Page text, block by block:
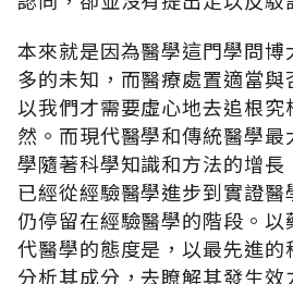
本來就是因為醫學這門學問
多的未知，而醫療處置適當
以我們才需要虛心地去追根
然。而現代醫學和傳統醫學
學隨著科學知識和方法的增
已經從經驗醫學進步到實證
仍停留在經驗醫學的階段。
代醫學的態度是，以最先進
分析其成分，去瞭解其發生